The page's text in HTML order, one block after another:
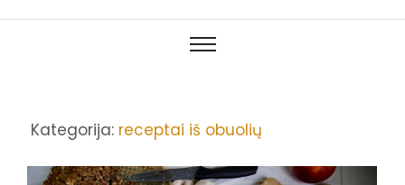
Kategorija: receptai iš obuolių